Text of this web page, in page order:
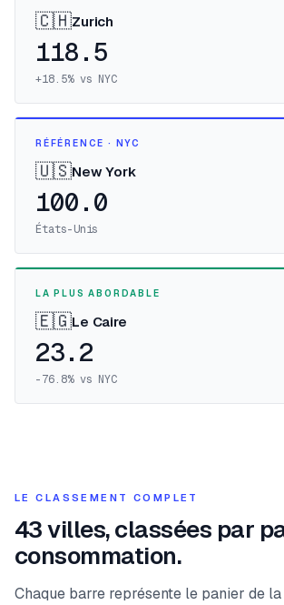
🇨🇭Zurich
118.5
+18.5% vs NYC
RÉFÉRENCE · NYC
🇺🇸New York
100.0
États-Unis
LA PLUS ABORDABLE
🇪🇬Le Caire
23.2
-76.8% vs NYC
LE CLASSEMENT COMPLET
43 villes, classées par
consommation.
Chaque barre représente le panier de